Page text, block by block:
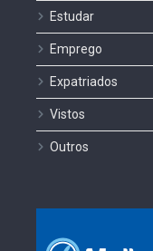
Estudar
Emprego
Expatriados
Vistos
Outros